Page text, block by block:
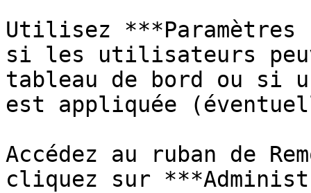
Utilisez ***Paramètres
si les utilisateurs
tableau de bord ou si
est appliquée
Accédez au ruban de
cliquez sur